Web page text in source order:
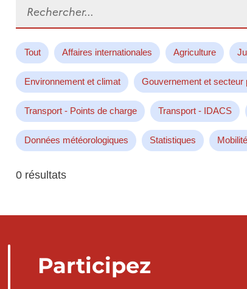
Tout Affaires internationales Agriculture
Environnement et climat Gouvernement et secteur
Transport - Points de charge Transport - IDACS
Données météorologiques Statistiques Mobilité
0 résultats
Participez